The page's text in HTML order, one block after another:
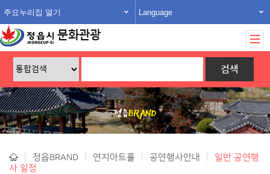
주요누리집 열기 Language
문화관광
정읍BRAND 연지아트홀 공연행사안내
일반 공연행
사 일정